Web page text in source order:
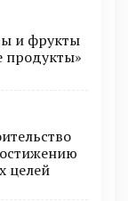
и фрукты
целей